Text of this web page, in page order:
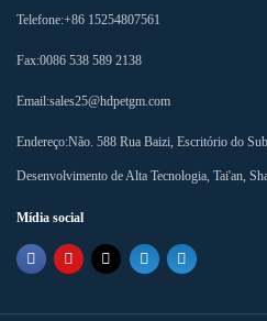
Telefone:+86 15254807561
Fax:0086 538 589 2138
Email:sales25@hdpetgm.com
Endereço:Não. 588 Rua Baizi, Escritório do
Desenvolvimento de Alta Tecnologia, Tai'an,
Mídia social